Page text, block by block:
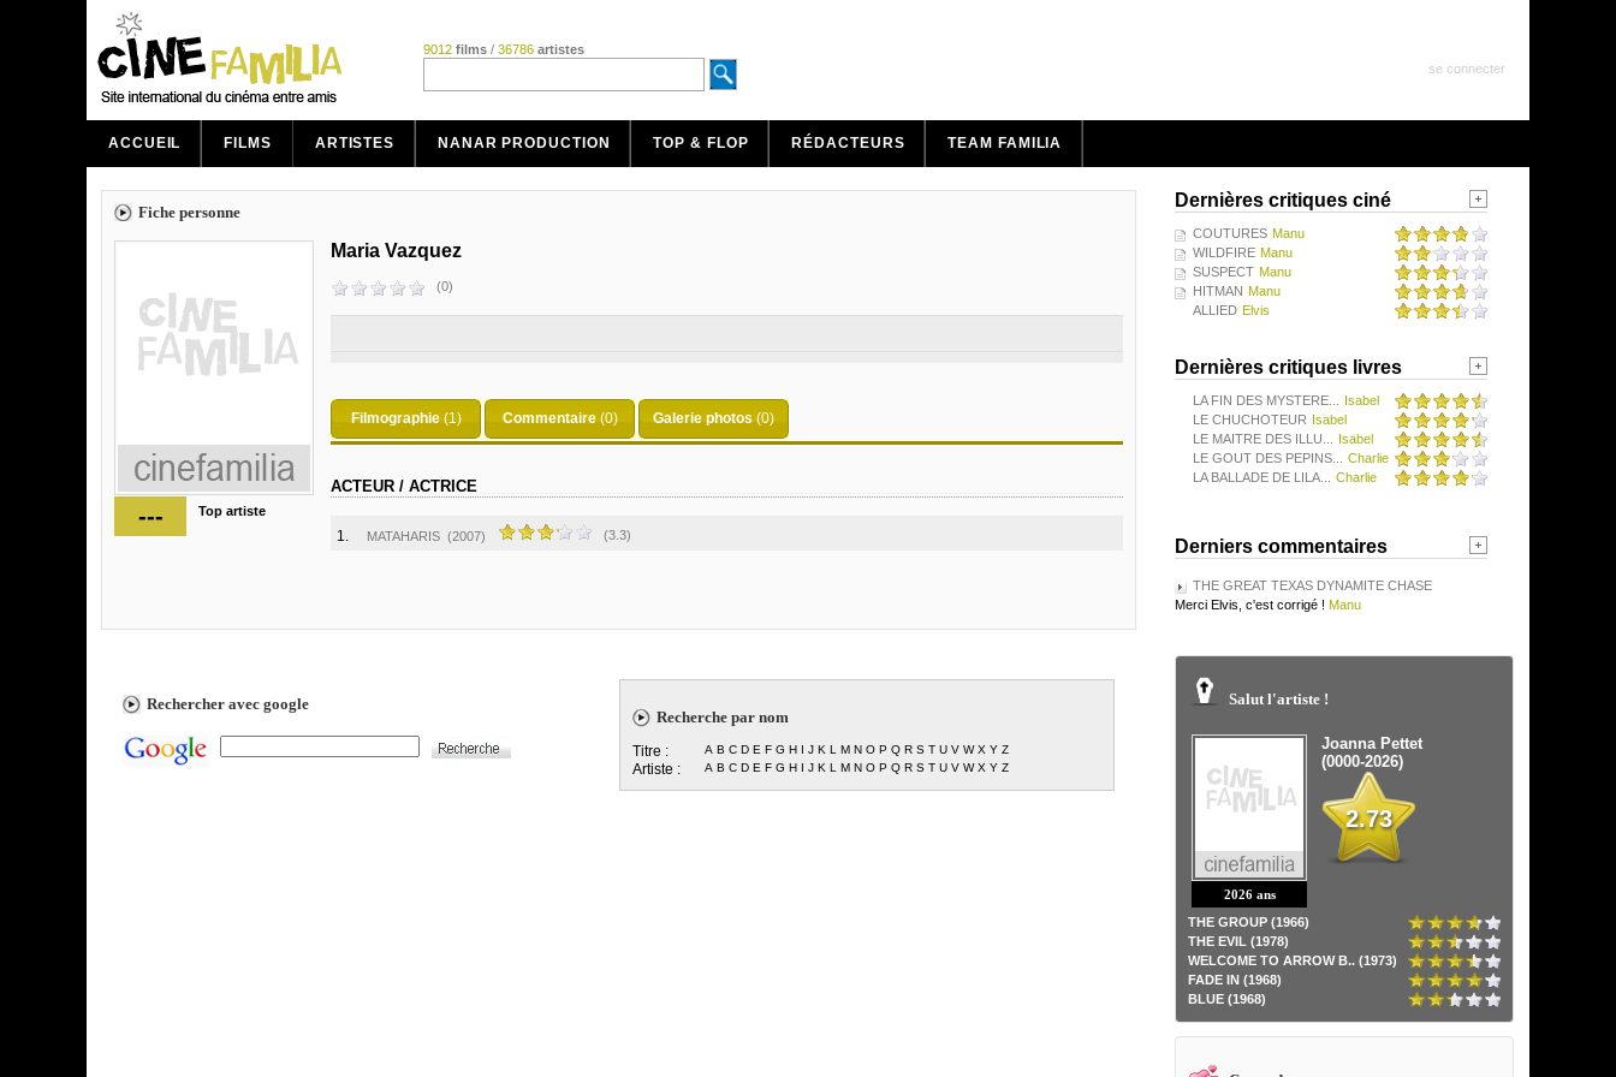
9012 films / 36786 artistes
se connecter
ACCUEIL FILMS ARTISTES NANAR PRODUCTION TOP & FLOP RÉDACTEURS TEAM FAMILIA
Fiche personne
--- Top artiste
Maria Vazquez
(0)
Filmographie(1) Commentaire(0) Galerie photos (0)
ACTEUR / ACTRICE
1. MATAHARIS (2007) (3.3)
Rechercher avec google
Recherche par nom
Titre : A B C D E F G H I J K L M N O P Q R S T U V W X Y Z
Artiste : A B C D E F G H I J K L M N O P Q R S T U V W X Y Z
Dernières critiques ciné
COUTURES Manu
WILDFIRE Manu
SUSPECT Manu
HITMAN Manu
ALLIED Elvis
Dernières critiques livres
LA FIN DES MYSTERE...
Isabel
LE CHUCHOTEUR Isabel
LE MAITRE DES ILLU...
Isabel
LE GOUT DES PEPINS...
Charlie
LA BALLADE DE LILA...
Charlie
Derniers commentaires
THE GREAT TEXAS DYNAMITE CHASE
Merci Elvis, c'est corrigé ! Manu
Salut l'artiste !
2026 ans
Joanna Pettet
(0000-2026)
2.73
THE GROUP (1966)
THE EVIL (1978)
WELCOME TO ARROW B.. (1973)
FADE IN (1968)
BLUE (1968)